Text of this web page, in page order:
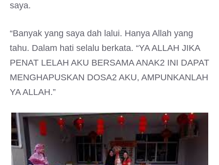
saya.
“Banyak yang saya dah lalui. Hanya Allah yang
tahu. Dalam hati selalu berkata. “YA ALLAH JIKA
PENAT LELAH AKU BERSAMA ANAK2 INI DAPAT
MENGHAPUSKAN DOSA2 AKU, AMPUNKANLAH
YA ALLAH.”